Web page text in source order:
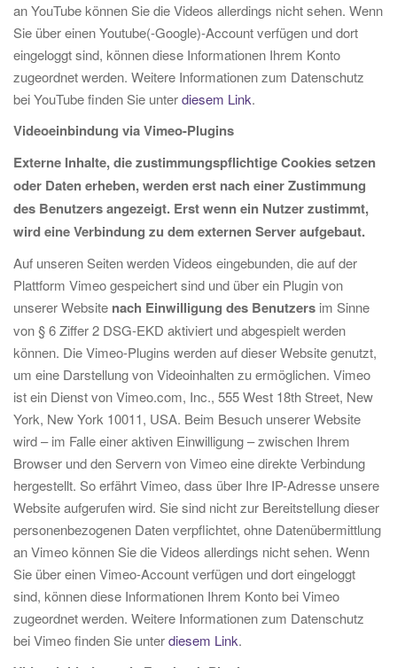
an YouTube können Sie die Videos allerdings nicht sehen. Wenn
Sie über einen Youtube(-Google)-Account verfügen und dort
eingeloggt sind, können diese Informationen Ihrem Konto
zugeordnet werden. Weitere Informationen zum Datenschutz
bei YouTube finden Sie unterdiesem Link.
Videoeinbindung via Vimeo-Plugins
Externe Inhalte, die zustimmungspflichtige Cookies setzen
oder Daten erheben, werden erst nach einer Zustimmung
des Benutzers angezeigt. Erst wenn ein Nutzer zustimmt,
wird eine Verbindung zu dem externen Server aufgebaut.
Auf unseren Seiten werden Videos eingebunden, die auf der
Plattform Vimeo gespeichert sind und über ein Plugin von
unserer Website nach Einwilligung des Benutzers im Sinne
von § 6 Ziffer 2 DSG-EKD aktiviert und abgespielt werden
können. Die Vimeo-Plugins werden auf dieser Website genutzt,
um eine Darstellung von Videoinhalten zu ermöglichen. Vimeo
ist ein Dienst von Vimeo.com, Inc., 555 West 18th Street, New
York, New York 10011, USA. Beim Besuch unserer Website
wird – im Falle einer aktiven Einwilligung – zwischen Ihrem
Browser und den Servern von Vimeo eine direkte Verbindung
hergestellt. So erfährt Vimeo, dass über Ihre IP-Adresse unsere
Website aufgerufen wird. Sie sind nicht zur Bereitstellung dieser
personenbezogenen Daten verpflichtet, ohne Datenübermittlung
an Vimeo können Sie die Videos allerdings nicht sehen. Wenn
Sie über einen Vimeo-Account verfügen und dort eingeloggt
sind, können diese Informationen Ihrem Konto bei Vimeo
zugeordnet werden. Weitere Informationen zum Datenschutz
bei Vimeo finden Sie unterdiesem Link.